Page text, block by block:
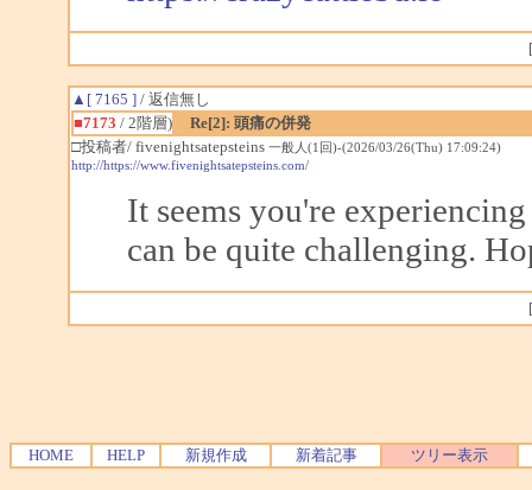
▲[ 7165 ]/ 返信無し
■7173 / 2階層)
Re[2]: 頭痛の併発
□投稿者/ fivenightsatepsteins 一般人(1回)-(2026/03/26(Thu) 17:09:24)
http://https://www.fivenightsatepsteins.com/
It seems you're
can be quite challenging.
HOME HELP 新規作成 新着記事 ツリー表示